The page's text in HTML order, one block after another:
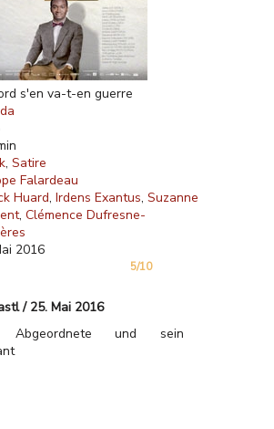
s'en va-t-en guerre
Satire
Falardeau
Huard Irdens Exantus Suzanne
Clémence Dufresne-
2016
5/10
/ 25. Mai 2016